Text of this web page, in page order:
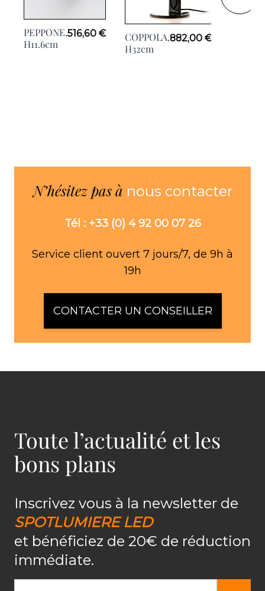
PEPPONE,
H11.6cm
516,60 €
COPPOLA,
H32cm
882,00 €
N’hésitez pas à nous contacter
Tél : +33 (0) 4 92 00 07 26
Service client ouvert 7 jours/7, de 9h à
19h
CONTACTER UN CONSEILLER
Toute l’actualité et les
bons plans
Inscrivez vous à la newsletter de
SPOTLUMIERE LED
et bénéficiez de 20€ de réduction
immédiate.